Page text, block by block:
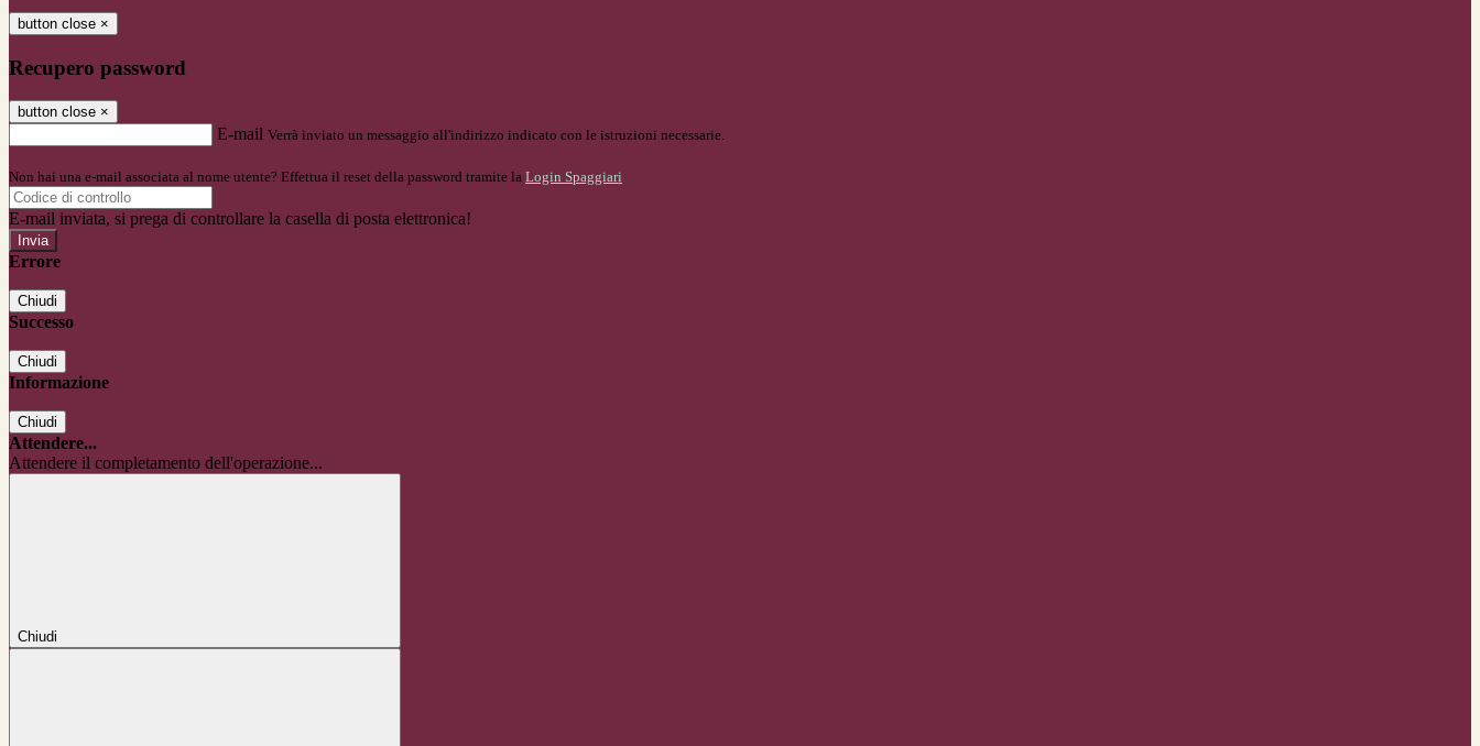
button close ×
Recupero password
button close ×
E-mail Verrà inviato un messaggio all'indirizzo indicato con le istruzioni necessarie.
Non hai una e-mail associata al nome utente? Effettua il reset della password tramite la Login Spaggiari
E-mail inviata, si prega di controllare la casella di posta elettronica!
Errore
Chiudi
Successo
Chiudi
Informazione
Chiudi
Attendere...
Attendere il completamento dell'operazione...
Chiudi